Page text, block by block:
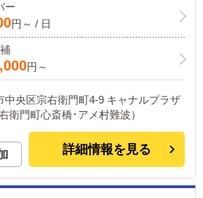
ー
円～ / 日
円～
中央区宗右衛門町4-9 キャナルプラザ
衛門町心斎橋･アメ村難波）
詳細情報を見る